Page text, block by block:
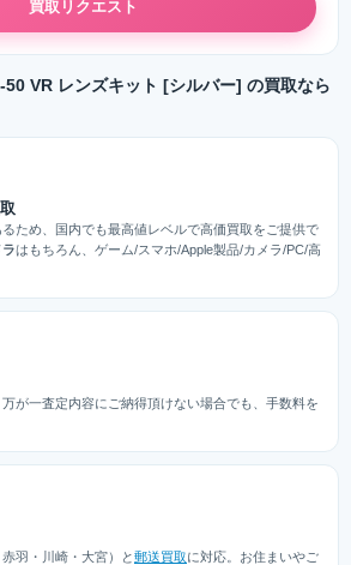
買取リクエスト
VR レンズキット [シルバー] の買取なら
ため、国内でも最高値レベルで高価買取をご提供で
はもちろん、ゲーム/スマホ/Apple製品/カメラ/PC/高
が一査定内容にご納得頂けない場合でも、手数料を
赤羽・川崎・大宮）と郵送買取に対応。お住まいやご